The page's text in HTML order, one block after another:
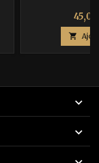
Prix


